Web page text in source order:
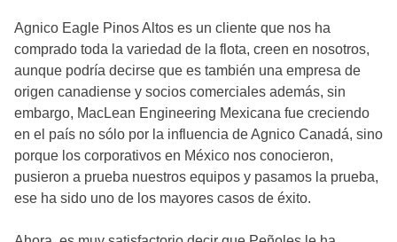
Agnico Eagle Pinos Altos es un cliente que nos ha
comprado toda la variedad de la flota, creen en nosotros,
aunque podría decirse que es también una empresa de
origen canadiense y socios comerciales además, sin
embargo, MacLean Engineering Mexicana fue creciendo
en el país no sólo por la influencia de Agnico Canadá, sino
porque los corporativos en México nos conocieron,
pusieron a prueba nuestros equipos y pasamos la prueba,
ese ha sido uno de los mayores casos de éxito.